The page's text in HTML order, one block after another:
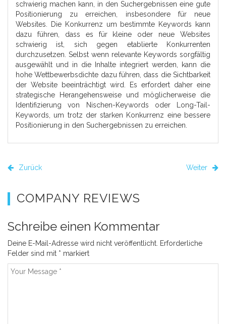
schwierig machen kann, in den Suchergebnissen eine gute
Positionierung zu erreichen, insbesondere für neue
Websites. Die Konkurrenz um bestimmte Keywords kann
dazu führen, dass es für kleine oder neue Websites
schwierig ist, sich gegen etablierte Konkurrenten
durchzusetzen. Selbst wenn relevante Keywords sorgfältig
ausgewählt und in die Inhalte integriert werden, kann die
hohe Wettbewerbsdichte dazu führen, dass die Sichtbarkeit
der Website beeinträchtigt wird. Es erfordert daher eine
strategische Herangehensweise und möglicherweise die
Identifizierung von Nischen-Keywords oder Long-Tail-
Keywords, um trotz der starken Konkurrenz eine bessere
Positionierung in den Suchergebnissen zu erreichen.
Zurück Weiter
COMPANY REVIEWS
Schreibe einen Kommentar
Deine E-Mail-Adresse wird nicht veröffentlicht. Erforderliche
Felder sind mit * markiert